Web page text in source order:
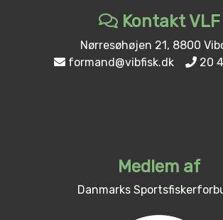
Kontakt VLF
Nørresøhøjen 21, 8800
formand@vibfisk.dk
20
Medlem af
Danmarks